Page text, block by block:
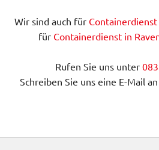
Wir sind auch für
für Containerdienst in
Rufen Sie uns unter
Schreiben Sie uns eine E-Mail an